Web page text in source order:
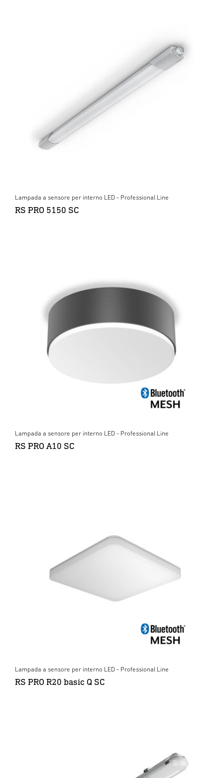
Lampada a sensore per interno LED - Professional Line
RS PRO 5150 SC
Lampada a sensore per interno LED - Professional Line
RS PRO A10 SC
Lampada a sensore per interno LED - Professional Line
RS PRO R20 basic Q SC